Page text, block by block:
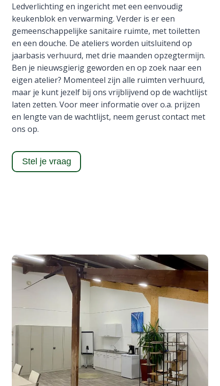
Ledverlichting en ingericht met een eenvoudig
keukenblok en verwarming. Verder is er een
gemeenschappelijke sanitaire ruimte, met toiletten
en een douche. De ateliers worden uitsluitend op
jaarbasis verhuurd, met drie maanden opzegtermijn.
Ben je nieuwsgierig geworden en op zoek naar een
eigen atelier? Momenteel zijn alle ruimten verhuurd,
maar je kunt jezelf bij ons vrijblijvend op de wachtlijst
laten zetten. Voor meer informatie over o.a. prijzen
en lengte van de wachtlijst, neem gerust contact met
ons op.
Stel je vraag